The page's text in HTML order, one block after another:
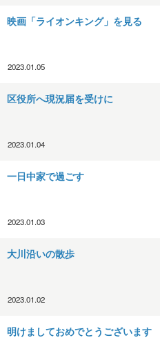
映画「ライオンキング」を見る
2023.01.05
区役所へ現況届を受けに
2023.01.04
一日中家で過ごす
2023.01.03
大川沿いの散歩
2023.01.02
明けましておめでとうございます